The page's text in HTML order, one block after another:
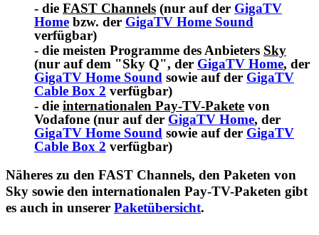
- die FAST Channels (nur auf der GigaTV
Home bzw. der GigaTV Home Sound
verfügbar)
- die meisten Programme des Anbieters Sky
(nur auf dem "Sky Q", der GigaTV Home, der
GigaTV Home Sound sowie auf der GigaTV
Cable Box 2 verfügbar)
- die internationalen Pay-TV-Pakete von
Vodafone (nur auf der GigaTV Home, der
GigaTV Home Sound sowie auf der GigaTV
Cable Box 2 verfügbar)
Näheres zu den FAST Channels, den Paketen von
Sky sowie den internationalen Pay-TV-Paketen gibt
es auch in unserer Paketübersicht.